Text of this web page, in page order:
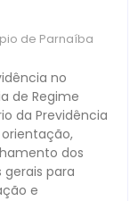
de Parnaíba
no
de Regime
da Previdência
dos
gerais para
e